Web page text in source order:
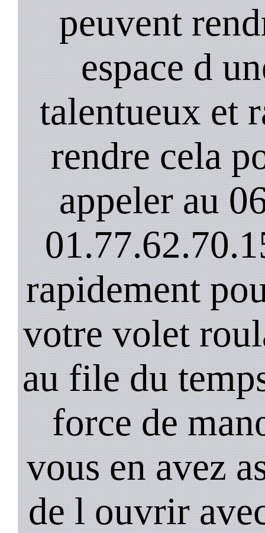
peuvent
espace d
talentueux et
rendre cela
appeler au
rapidement
votre volet
au file du
force de
vous en avez
de l ouvrir